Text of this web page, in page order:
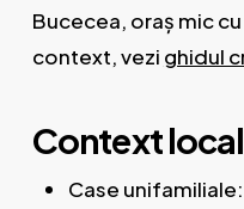
Bucecea, oraș mic
context, vezi ghidul
Context
Case